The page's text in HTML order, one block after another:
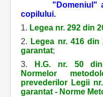
"Domeniul"
copilului.
1. Legea nr. 292 din
2. Legea nr. 416
garantat;
3.
H.G. nr. 50
Normelor
prevederilor Legii
garantat - Norme